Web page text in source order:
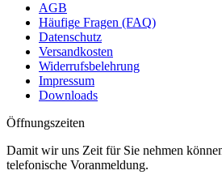
AGB
Häufige Fragen (FAQ)
Datenschutz
Versandkosten
Widerrufsbelehrung
Impressum
Downloads
Öffnungszeiten
Damit wir uns Zeit für Sie nehmen
telefonische Voranmeldung.